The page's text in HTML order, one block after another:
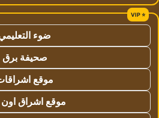
ضوء
صحيفة برق
موقع
موقع اشراق اون